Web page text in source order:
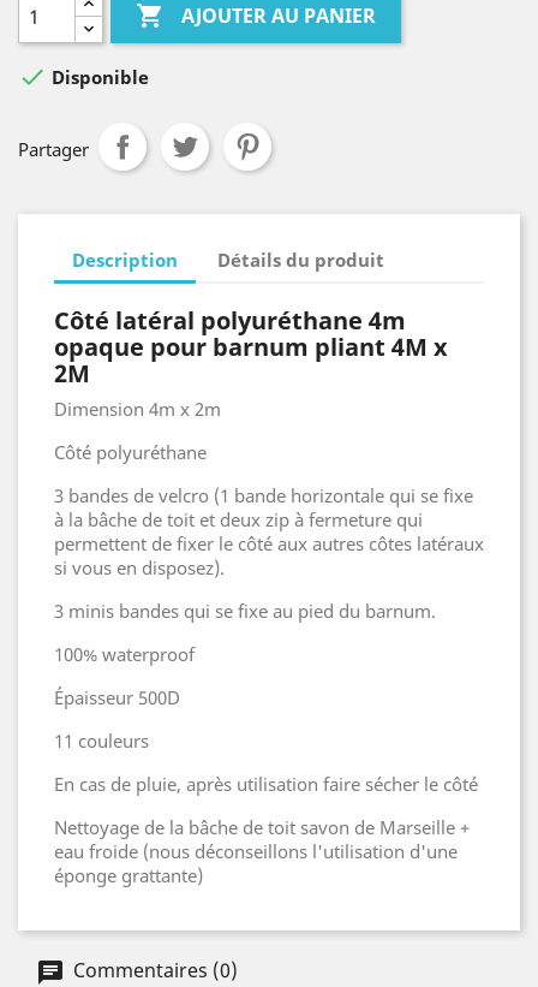
 AJOUTER AU PANIER
 Disponible
Partager
Description Détails du produit
Côté latéral polyuréthane 4m
opaque pour barnum pliant 4M x
2M
Dimension 4m x 2m
Côté polyuréthane
3 bandes de velcro (1 bande horizontale qui se fixe
à la bâche de toit et deux zip à fermeture qui
permettent de fixer le côté aux autres côtes latéraux
si vous en disposez).
3 minis bandes qui se fixe au pied du barnum.
100% waterproof
Épaisseur 500D
11 couleurs
En cas de pluie, après utilisation faire sécher le côté
Nettoyage de la bâche de toit savon de Marseille +
eau froide (nous déconseillons l'utilisation d'une
éponge grattante)
Commentaires (0)